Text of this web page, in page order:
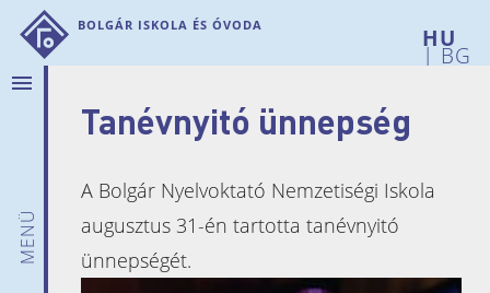
Bolgár Iskola és Óvoda
|BG
menu
menü
Tanévnyitó ünnepség
A Bolgár Nyelvoktató Nemzetiségi Iskola
augusztus 31-én tartotta tanévnyitó
ünnepségét.
Rólunk
Hírek
Intézményi
adatok
Iskolánk